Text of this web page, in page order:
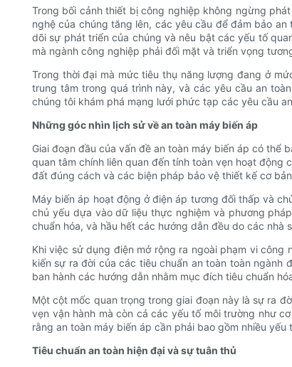
Trong bối cảnh thiết bị công nghiệp không ngừng
nghệ của chúng tăng lên, các yêu cầu để đảm bảo
dõi sự phát triển của chúng và nêu bật các yếu tố
mà ngành công nghiệp phải đối mặt và triển vọng
Trong thời đại mà mức tiêu thụ năng lượng đang ở
trung tâm trong quá trình này, và các yêu cầu an
chúng tôi khám phá mạng lưới phức tạp các yêu cầu
Những góc nhìn lịch sử về an toàn máy biến áp
Giai đoạn đầu của vấn đề an toàn máy biến áp có thể
quan tâm chính liên quan đến tính toàn vẹn hoạt
đất đúng cách và các biện pháp bảo vệ thiết kế cơ
Máy biến áp hoạt động ở điện áp tương đối thấp và
chủ yếu dựa vào dữ liệu thực nghiệm và phương
chuẩn hóa, và hầu hết các hướng dẫn đều do các
Khi việc sử dụng điện mở rộng ra ngoài phạm vi
kiến ​​sự ra đời của các tiêu chuẩn an toàn toàn
ban hành các hướng dẫn nhằm mục đích tiêu chuẩn
Một cột mốc quan trọng trong giai đoạn này là sự ra
vẹn vận hành mà còn cả các yếu tố môi trường như
rằng an toàn máy biến áp cần phải bao gồm nhiều
Tiêu chuẩn an toàn hiện đại và sự tuân thủ